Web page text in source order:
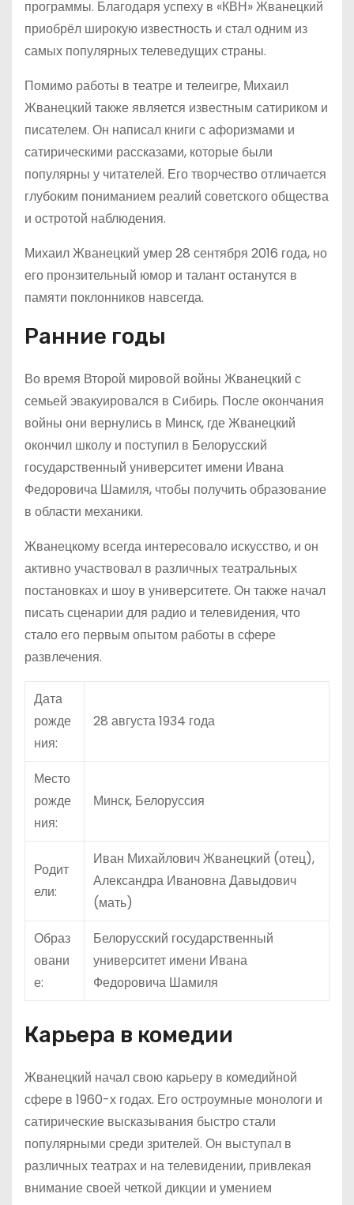
программы. Благодаря успеху в «КВН» Жванецкий
приобрёл широкую известность и стал одним из
самых популярных телеведущих страны.
Помимо работы в театре и телеигре, Михаил
Жванецкий также является известным сатириком и
писателем. Он написал книги с афоризмами и
сатирическими рассказами, которые были
популярны у читателей. Его творчество отличается
глубоким пониманием реалий советского общества
и остротой наблюдения.
Михаил Жванецкий умер 28 сентября 2016 года, но
его пронзительный юмор и талант останутся в
памяти поклонников навсегда.
Ранние годы
Во время Второй мировой войны Жванецкий с
семьей эвакуировался в Сибирь. После окончания
войны они вернулись в Минск, где Жванецкий
окончил школу и поступил в Белорусский
государственный университет имени Ивана
Федоровича Шамиля, чтобы получить образование
в области механики.
Жванецкому всегда интересовало искусство, и он
активно участвовал в различных театральных
постановках и шоу в университете. Он также начал
писать сценарии для радио и телевидения, что
стало его первым опытом работы в сфере
развлечения.
Дата
рожде
ния:
28 августа 1934 года
Место
рожде
ния:
Минск, Белоруссия
Родит
ели:
Иван Михайлович Жванецкий (отец),
Александра Ивановна Давыдович
(мать)
Образ
овани
е:
Белорусский государственный
университет имени Ивана
Федоровича Шамиля
Карьера в комедии
Жванецкий начал свою карьеру в комедийной
сфере в 1960-х годах. Его остроумные монологи и
сатирические высказывания быстро стали
популярными среди зрителей. Он выступал в
различных театрах и на телевидении, привлекая
внимание своей четкой дикции и умением